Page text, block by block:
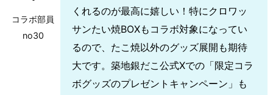
コラボ部員
no30
くれるのが最高に嬉しい！特にクロワッ
サンたい焼BOXもコラボ対象になってい
るので、たこ焼以外のグッズ展開も期待
大です。築地銀だこ公式Xでの「限定コラ
ボグッズのプレゼントキャンペーン」も